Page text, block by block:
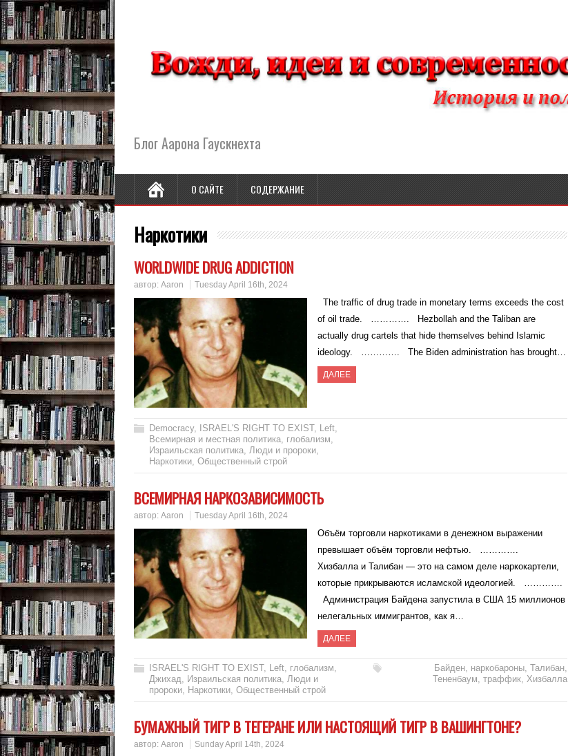
Блог Аарона Гаускнехта
О САЙТЕ СОДЕРЖАНИЕ
Наркотики
WORLDWIDE DRUG ADDICTION
автор: Aaron Tuesday April 16th, 2024
The traffic of drug trade in monetary terms exceeds the cost
of oil trade. …………. Hezbollah and the Taliban are
actually drug cartels that hide themselves behind Islamic
ideology. …………. The Biden administration has brought…
ДАЛЕЕ
Democracy, ISRAEL'S RIGHT TO EXIST, Left,
Всемирная и местная политика, глобализм,
Израильская политика, Люди и пророки,
Наркотики, Общественный строй
ВСЕМИРНАЯ НАРКОЗАВИСИМОСТЬ
автор: Aaron Tuesday April 16th, 2024
Объём торговли наркотиками в денежном выражении
превышает объём торговли нефтью. ………….
Хизбалла и Талибан — это на самом деле наркокартели,
которые прикрываются исламской идеологией. ………….
Администрация Байдена запустила в США 15 миллионов
нелегальных иммигрантов, как я…
ДАЛЕЕ
ISRAEL'S RIGHT TO EXIST, Left, глобализм,
Джихад, Израильская политика, Люди и
пророки, Наркотики, Общественный строй
Байден, наркобароны, Талибан,
Тененбаум, траффик, Хизбалла
БУМАЖНЫЙ ТИГР В ТЕГЕРАНЕ ИЛИ НАСТОЯЩИЙ ТИГР В ВАШИНГТОНЕ?
автор: Aaron Sunday April 14th, 2024